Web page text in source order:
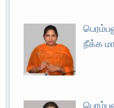
நீக்க